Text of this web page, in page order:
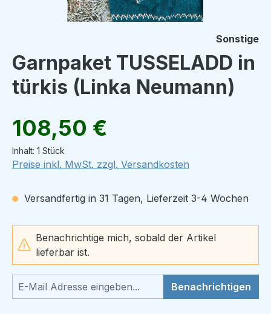
Sonstige
Garnpaket TUSSELADD in
türkis (Linka Neumann)
Regulärer Preis:
108,50 €
Inhalt: 1 Stück
Preise inkl. MwSt. zzgl. Versandkosten
Versandfertig in 31 Tagen, Lieferzeit 3-4 Wochen
Benachrichtige mich, sobald der Artikel
lieferbar ist.
Benachrichtigen